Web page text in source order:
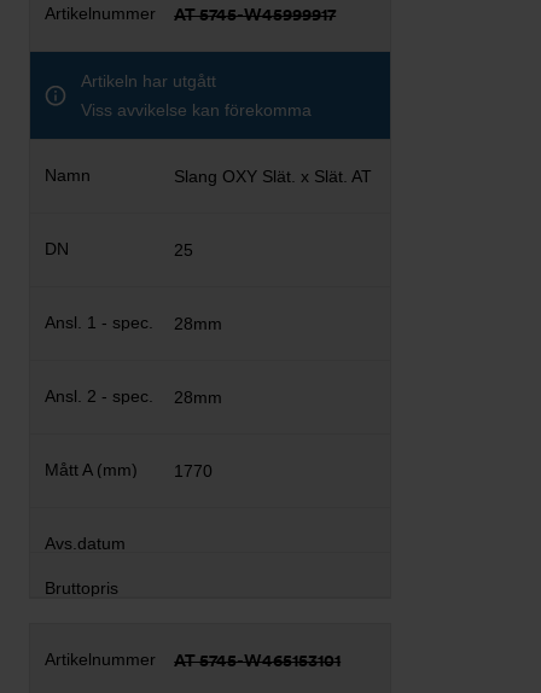
AT 5745-W45999917
Artikeln har utgått
Viss avvikelse kan förekomma
Slang OXY Slät. x Slät. AT
25
28mm
28mm
1770
AT 5745-W465153101